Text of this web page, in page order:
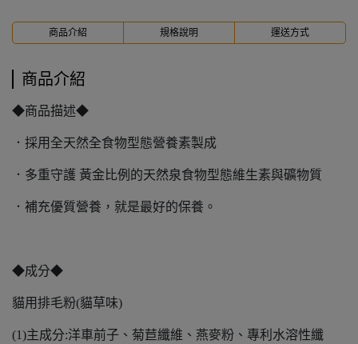
商品介紹 規格說明 運送方式
商品介紹
◆商品描述◆
．採用全天然全食物型態營養素製成
．多重守護 黃金比例的天然泉食物型態維生素與礦物質
．補充優質營養，就是最好的保養。
◆成分◆
貓用排毛粉(貓草味)
(1)主成分:洋車前子、菊苣纖維、燕麥粉、專利水溶性纖